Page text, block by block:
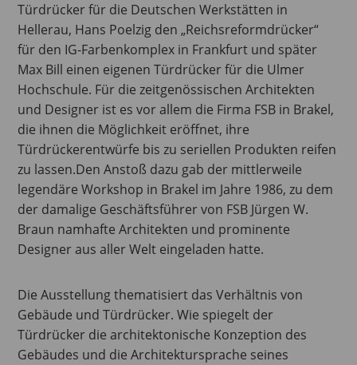
Türdrücker für die Deutschen Werkstätten in
Hellerau, Hans Poelzig den „Reichsreformdrücker“
für den IG-Farbenkomplex in Frankfurt und später
Max Bill einen eigenen Türdrücker für die Ulmer
Hochschule. Für die zeitgenössischen Architekten
und Designer ist es vor allem die Firma FSB in Brakel,
die ihnen die Möglichkeit eröffnet, ihre
Türdrückerentwürfe bis zu seriellen Produkten reifen
zu lassen.Den Anstoß dazu gab der mittlerweile
legendäre Workshop in Brakel im Jahre 1986, zu dem
der damalige Geschäftsführer von FSB Jürgen W.
Braun namhafte Architekten und prominente
Designer aus aller Welt eingeladen hatte.
Die Ausstellung thematisiert das Verhältnis von
Gebäude und Türdrücker. Wie spiegelt der
Türdrücker die architektonische Konzeption des
Gebäudes und die Architektursprache seines